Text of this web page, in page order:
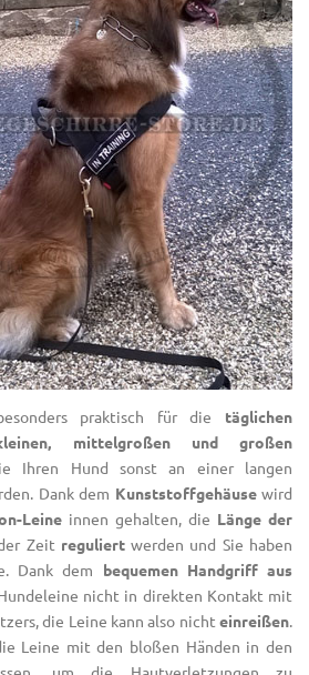
praktisch für die täglichen
mittelgroßen und großen
Ihren Hund sonst an einer langen
Dank dem Kunststoffgehäuse wird
Leine innen gehalten, die Länge der
Zeit reguliertwerden und Sie haben
Dank dem bequemen Handgriff aus
nicht in direkten Kontakt mit
die Leine kann also nicht einreißen.
Leine mit den bloßen Händen in den